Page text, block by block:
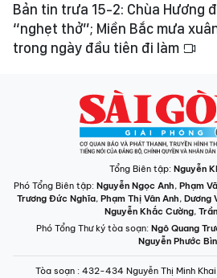
Bản tin trưa 15-2: Chùa Hương
“nghẹt thở”; Miền Bắc mưa
trong ngày đầu tiên đi làm
Tổng Biên tập: Nguyễn
Phó Tổng Biên tập: Nguyễn Ngọc Anh, Phạm
Trương Đức Nghĩa, Phạm Thị Vân Anh, Dương
Nguyễn Khắc Cường,
Phó Tổng Thư ký tòa soạn: Ngô Quang
Nguyễn Phước
Tòa soạn : 432-434 Nguyễn Thị Minh